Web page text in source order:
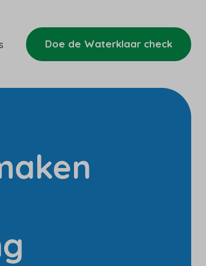
Doe de Waterklaar check